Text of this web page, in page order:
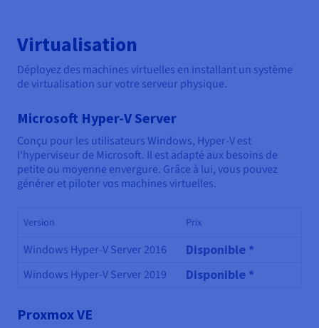
Virtualisation
Déployez des machines virtuelles en installant un système
de virtualisation sur votre serveur physique.
Microsoft Hyper-V Server
Conçu pour les utilisateurs Windows, Hyper-V est
l'hyperviseur de Microsoft. Il est adapté aux besoins de
petite ou moyenne envergure. Grâce à lui, vous pouvez
générer et piloter vos machines virtuelles.
Version Prix
Windows Hyper-V Server 2016 Disponible *
Windows Hyper-V Server 2019 Disponible *
Proxmox VE